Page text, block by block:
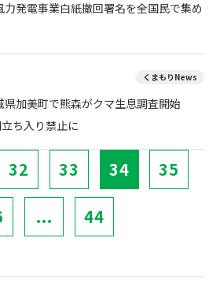
発電事業白紙撤回署名を全国民で集め
くまもりNews
県加美町で熊森がクマ生息調査開始
ち入り禁止に
32 33 34 35
... 44